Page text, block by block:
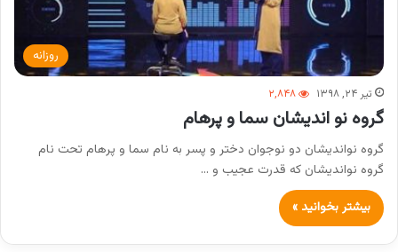
روزانه
تیر ۲۴, ۱۳۹۸ ۲,۸۴۸
گروه نو اندیشان سما و پرهام
گروه نواندیشان دو نوجوان دختر و پسر به نام سما و پرهام تحت نام
گروه نواندیشان که قدرت عجیب و …
بیشتر بخوانید »